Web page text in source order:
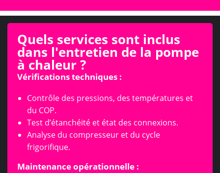
Quels services sont inclus
dans l'entretien de la pompe
à chaleur ?
Vérifications techniques :
Contrôle des pressions, des températures et
du COP.
Test d’étanchéité et état des connexions.
Analyse du compresseur et du cycle
frigorifique.
Maintenance opérationnelle :